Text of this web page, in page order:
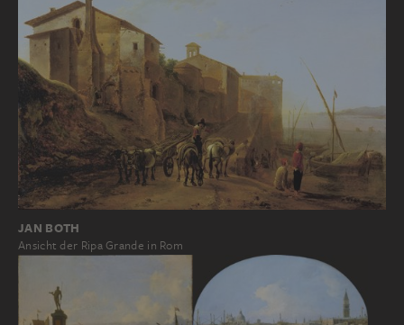
JAN BOTH
Ansicht der Ripa Grande in Rom